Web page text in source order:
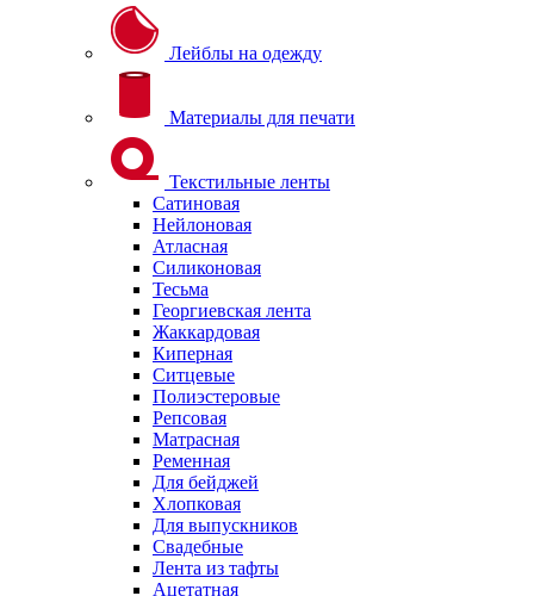
Лейблы на одежду
Материалы для печати
Текстильные ленты
Сатиновая
Нейлоновая
Атласная
Силиконовая
Тесьма
Георгиевская лента
Жаккардовая
Киперная
Ситцевые
Полиэстеровые
Репсовая
Матрасная
Ременная
Для бейджей
Хлопковая
Для выпускников
Свадебные
Лента из тафты
Ацетатная